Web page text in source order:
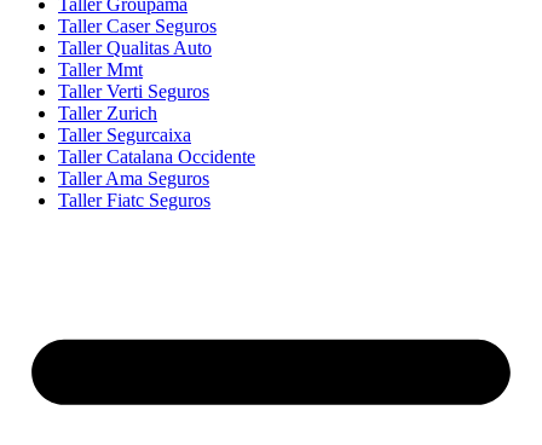
Taller Caser Seguros
Taller Qualitas Auto
Taller Mmt
Taller Verti Seguros
Taller Zurich
Taller Segurcaixa
Taller Catalana Occidente
Taller Ama Seguros
Taller Fiatc Seguros